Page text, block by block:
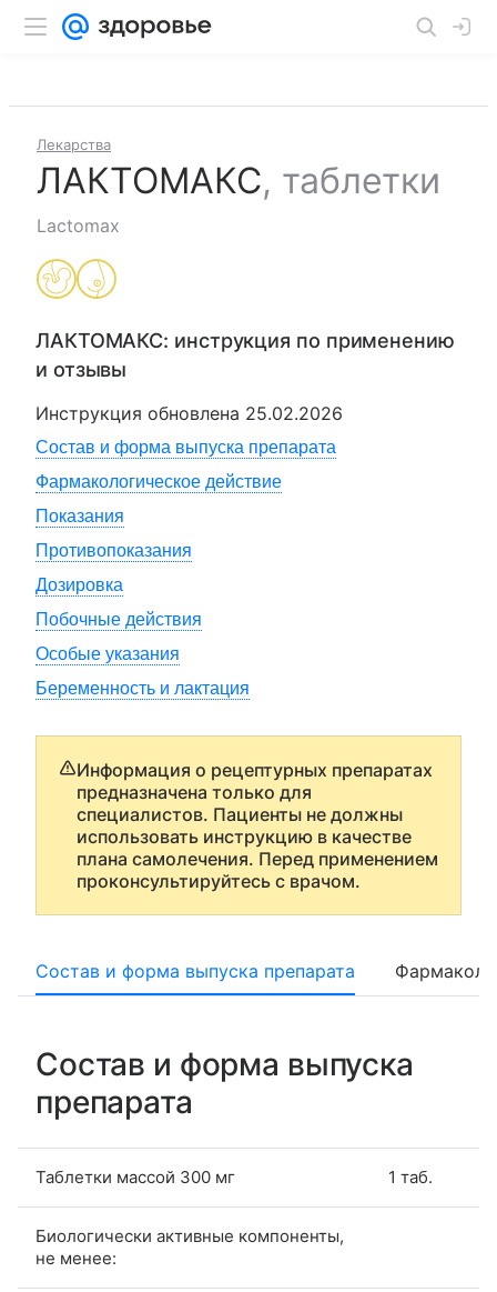
Лекарства
ЛАКТОМАКС, таблетки
Lactomax
ЛАКТОМАКС: инструкция по применению
и отзывы
Инструкция обновлена 25.02.2026
Состав и форма выпуска препарата
Фармакологическое действие
Показания
Противопоказания
Дозировка
Побочные действия
Особые указания
Беременность и лактация
Информация о рецептурных препаратах
предназначена только для
специалистов. Пациенты не должны
использовать инструкцию в качестве
плана самолечения. Перед применением
проконсультируйтесь с врачом.
Состав и форма выпуска препарата
Состав и форма выпуска
препарата
Таблетки массой 300 мг 1 таб.
Биологически активные компоненты,
не менее: